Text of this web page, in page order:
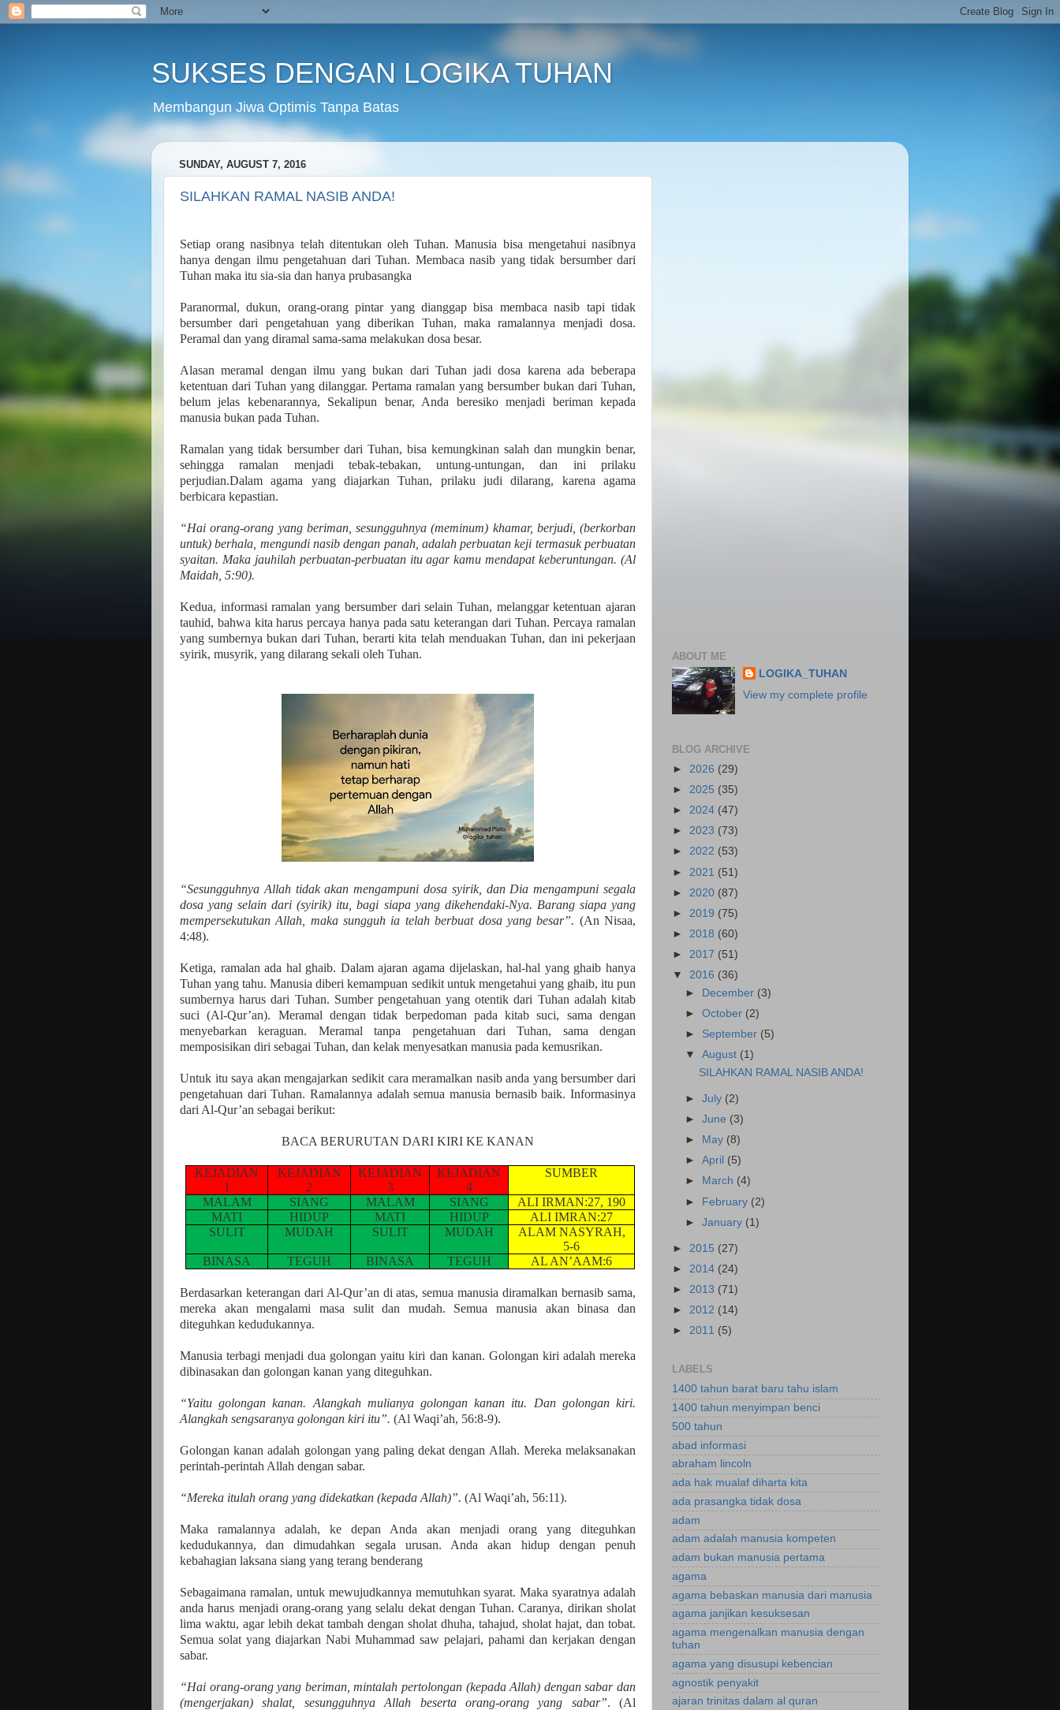
SUKSES DENGAN LOGIKA TUHAN
Membangun Jiwa Optimis Tanpa Batas
SUNDAY, AUGUST 7, 2016
SILAHKAN RAMAL NASIB ANDA!
Setiap orang nasibnya telah ditentukan oleh Tuhan. Manusia bisa mengetahui nasibnya
hanya dengan ilmu pengetahuan dari Tuhan. Membaca nasib yang tidak bersumber dari
Tuhan maka itu sia-sia dan hanya prubasangka
Paranormal, dukun, orang-orang pintar yang dianggap bisa membaca nasib tapi tidak
bersumber dari pengetahuan yang diberikan Tuhan, maka ramalannya menjadi dosa.
Peramal dan yang diramal sama-sama melakukan dosa besar.
Alasan meramal dengan ilmu yang bukan dari Tuhan jadi dosa karena ada beberapa
ketentuan dari Tuhan yang dilanggar. Pertama ramalan yang bersumber bukan dari Tuhan,
belum jelas kebenarannya, Sekalipun benar, Anda beresiko menjadi beriman kepada
manusia bukan pada Tuhan.
Ramalan yang tidak bersumber dari Tuhan, bisa kemungkinan salah dan mungkin benar,
sehingga ramalan menjadi tebak-tebakan, untung-untungan, dan ini prilaku
perjudian.Dalam agama yang diajarkan Tuhan, prilaku judi dilarang, karena agama
berbicara kepastian.
“Hai orang-orang yang beriman, sesungguhnya (meminum) khamar, berjudi, (berkorban
untuk) berhala, mengundi nasib dengan panah, adalah perbuatan keji termasuk perbuatan
syaitan. Maka jauhilah perbuatan-perbuatan itu agar kamu mendapat keberuntungan. (Al
Maidah, 5:90).
Kedua, informasi ramalan yang bersumber dari selain Tuhan, melanggar ketentuan ajaran
tauhid, bahwa kita harus percaya hanya pada satu keterangan dari Tuhan. Percaya ramalan
yang sumbernya bukan dari Tuhan, berarti kita telah menduakan Tuhan, dan ini pekerjaan
syirik, musyrik, yang dilarang sekali oleh Tuhan.
“Sesungguhnya Allah tidak akan mengampuni dosa syirik, dan Dia mengampuni segala
dosa yang selain dari (syirik) itu, bagi siapa yang dikehendaki-Nya. Barang siapa yang
mempersekutukan Allah, maka sungguh ia telah berbuat dosa yang besar”. (An Nisaa,
4:48).
Ketiga, ramalan ada hal ghaib. Dalam ajaran agama dijelaskan, hal-hal yang ghaib hanya
Tuhan yang tahu. Manusia diberi kemampuan sedikit untuk mengetahui yang ghaib, itu pun
sumbernya harus dari Tuhan. Sumber pengetahuan yang otentik dari Tuhan adalah kitab
suci (Al-Qur’an). Meramal dengan tidak berpedoman pada kitab suci, sama dengan
menyebarkan keraguan. Meramal tanpa pengetahuan dari Tuhan, sama dengan
memposisikan diri sebagai Tuhan, dan kelak menyesatkan manusia pada kemusrikan.
Untuk itu saya akan mengajarkan sedikit cara meramalkan nasib anda yang bersumber dari
pengetahuan dari Tuhan. Ramalannya adalah semua manusia bernasib baik. Informasinya
dari Al-Qur’an sebagai berikut:
BACA BERURUTAN DARI KIRI KE KANAN
KEJADIAN
1
KEJADIAN
2
KEJADIAN
3
KEJADIAN
4
SUMBER
MALAM SIANG MALAM SIANG
ALI IRMAN:27, 190
MATI
HIDUP MATI HIDUP
ALI IMRAN:27
SULIT
MUDAH SULIT MUDAH
ALAM NASYRAH,
5-6
BINASA
TEGUH BINASA TEGUH AL AN’AAM:6
Berdasarkan keterangan dari Al-Qur’an di atas, semua manusia diramalkan bernasib sama,
mereka akan mengalami masa sulit dan mudah. Semua manusia akan binasa dan
diteguhkan kedudukannya.
Manusia terbagi menjadi dua golongan yaitu kiri dan kanan. Golongan kiri adalah mereka
dibinasakan dan golongan kanan yang diteguhkan.
“Yaitu golongan kanan. Alangkah mulianya golongan kanan itu. Dan golongan kiri.
Alangkah sengsaranya golongan kiri itu”. (Al Waqi’ah, 56:8-9).
Golongan kanan adalah golongan yang paling dekat dengan Allah. Mereka melaksanakan
perintah-perintah Allah dengan sabar.
“Mereka itulah orang yang didekatkan (kepada Allah)”. (Al Waqi’ah, 56:11).
Maka ramalannya adalah, ke depan Anda akan menjadi orang yang diteguhkan
kedudukannya, dan dimudahkan segala urusan. Anda akan hidup dengan penuh
kebahagian laksana siang yang terang benderang
Sebagaimana ramalan, untuk mewujudkannya memutuhkan syarat. Maka syaratnya adalah
anda harus menjadi orang-orang yang selalu dekat dengan Tuhan. Caranya, dirikan sholat
lima waktu, agar lebih dekat tambah dengan sholat dhuha, tahajud, sholat hajat, dan tobat.
Semua solat yang diajarkan Nabi Muhammad saw pelajari, pahami dan kerjakan dengan
sabar.
“Hai orang-orang yang beriman, mintalah pertolongan (kepada Allah) dengan sabar dan
(mengerjakan) shalat, sesungguhnya Allah beserta orang-orang yang sabar”. (Al
ABOUT ME
LOGIKA_TUHAN
View my complete profile
BLOG ARCHIVE
► 2026 (29)
► 2025 (35)
► 2024 (47)
► 2023 (73)
► 2022 (53)
► 2021 (51)
► 2020 (87)
► 2019 (75)
► 2018 (60)
► 2017 (51)
▼ 2016 (36)
►
December (3)
►October (2)
► September (5)
▼August (1)
SILAHKAN RAMAL NASIB ANDA!
►July (2)
►June (3)
►
May (8)
►April (5)
►
March (4)
► February (2)
►January (1)
► 2015 (27)
► 2014 (24)
► 2013 (71)
► 2012 (14)
► 2011 (5)
LABELS
1400 tahun barat baru tahu islam
1400 tahun menyimpan benci
500 tahun
abad informasi
abraham lincoln
ada hak mualaf diharta kita
ada prasangka tidak dosa
adam
adam adalah manusia kompeten
adam bukan manusia pertama
agama
agama bebaskan manusia dari manusia
agama janjikan kesuksesan
agama mengenalkan manusia dengan
tuhan
agama yang disusupi kebencian
agnostik penyakit
ajaran trinitas dalam al quran